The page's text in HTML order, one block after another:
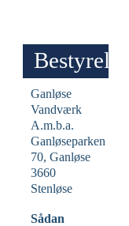
Ganløse
Vandværk
A.m.b.a.
Ganløseparken
70, Ganløse
3660
Stenløse
Sådan